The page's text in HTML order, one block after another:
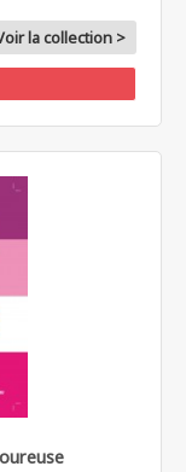
la collection >